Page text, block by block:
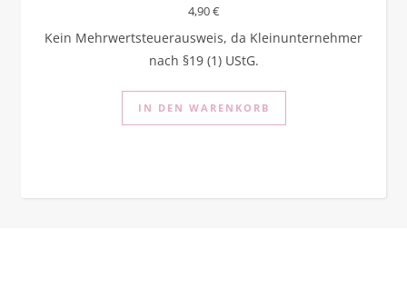
4,90€
Kein Mehrwertsteuerausweis, da Kleinunternehmer
nach §19 (1) UStG.
IN DEN WARENKORB